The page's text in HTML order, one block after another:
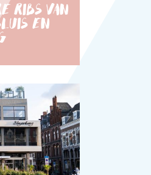
RIBS VAN
EN